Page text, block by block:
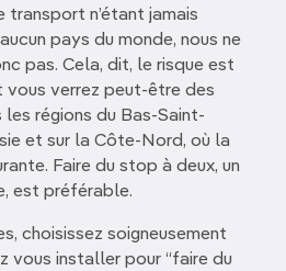
transport n’étant jamais
pays du monde, nous ne
pas. Cela, dit, le risque est
vous verrez peut-être des
régions du Bas-Saint-
et sur la Côte-Nord, où la
Faire du stop à deux, un
est préférable.
choisissez soigneusement
vous installer pour “faire du